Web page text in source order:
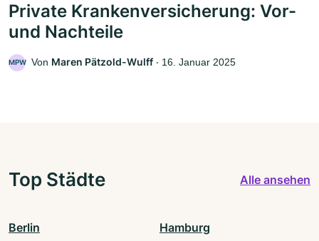
Private Krankenversicherung: Vor-
und Nachteile
MPW Von Maren Pätzold-Wulff ‧ 16. Januar 2025
Top Städte Alle ansehen
Berlin Hamburg